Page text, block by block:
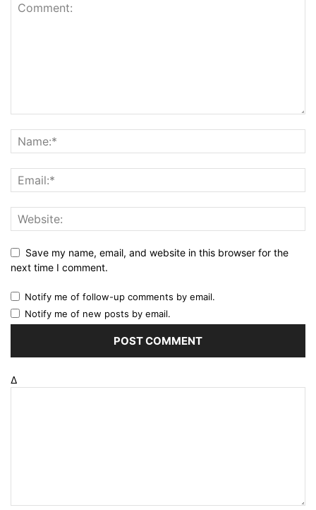
Save my name, email, and website in this browser for the
next time I comment.
Notify me of follow-up comments by email.
Notify me of new posts by email.
Δ